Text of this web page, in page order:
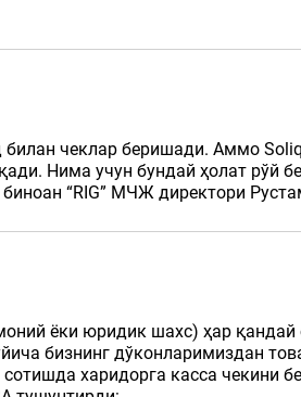
чеклар беришади. Аммо
Нима учун бундай ҳолат рўй
“RIG” МЧЖ директори
ёки юридик шахс) ҳар қандай
бизнинг дўконларимиздан
харидорга касса чекини